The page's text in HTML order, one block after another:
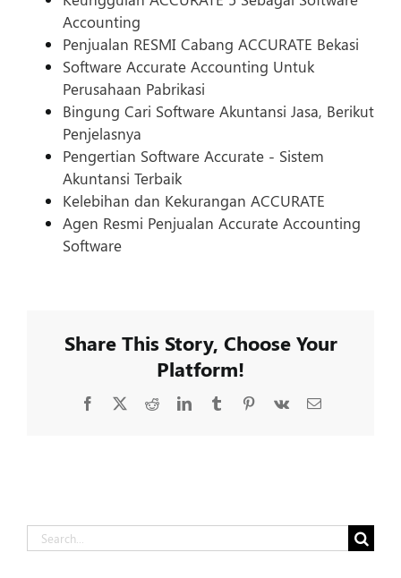
Accounting
Penjualan RESMI Cabang ACCURATE Bekasi
Software Accurate Accounting Untuk
Perusahaan Pabrikasi
Bingung Cari Software Akuntansi Jasa, Berikut
Penjelasnya
Pengertian Software Accurate - Sistem
Akuntansi Terbaik
Kelebihan dan Kekurangan ACCURATE
Agen Resmi Penjualan Accurate Accounting
Software
Share This Story, Choose Your
Platform!
Facebook
X RedditLinkedInTumblrPinterest
Vk Email
Search
for: